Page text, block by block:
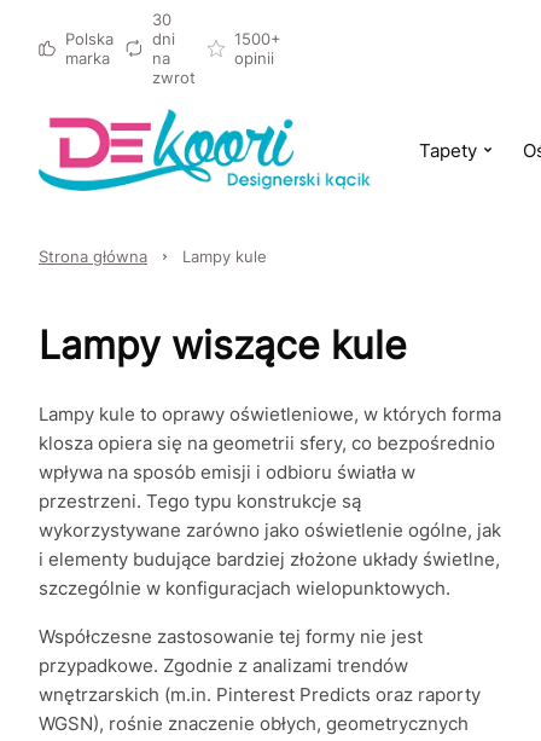
Polska
marka
30
dni
na
zwrot
1500+
opinii
Tapety
Strona główna Lampy kule
Lampy wiszące kule
Lampy kule to oprawy oświetleniowe, w których forma
klosza opiera się na geometrii sfery, co bezpośrednio
wpływa na sposób emisji i odbioru światła w
przestrzeni. Tego typu konstrukcje są
wykorzystywane zarówno jako oświetlenie ogólne, jak
i elementy budujące bardziej złożone układy świetlne,
szczególnie w konfiguracjach wielopunktowych.
Współczesne zastosowanie tej formy nie jest
przypadkowe. Zgodnie z analizami trendów
wnętrzarskich (m.in. Pinterest Predicts oraz raporty
WGSN), rośnie znaczenie obłych, geometrycznych